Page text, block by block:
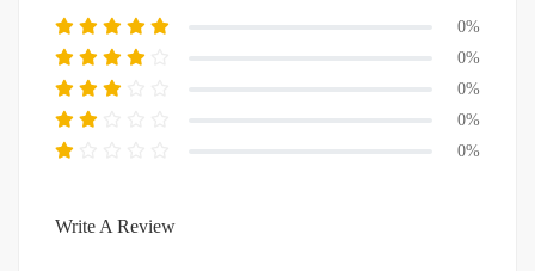
0%
0%
0%
0%
0%
Write A Review